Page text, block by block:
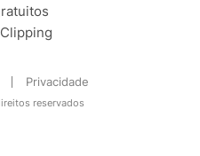
Privacidade
reservados